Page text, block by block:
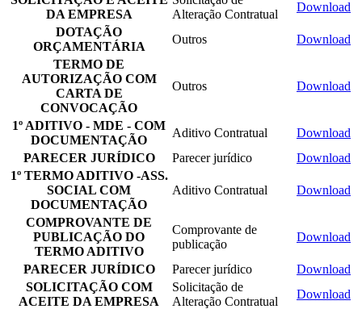
DA EMPRESA
Alteração Contratual
Download
DOTAÇÃO
ORÇAMENTÁRIA
Outros
Download
TERMO DE
AUTORIZAÇÃO COM
CARTA DE
CONVOCAÇÃO
Outros Download
1º ADITIVO - MDE - COM
DOCUMENTAÇÃO
Aditivo Contratual
Download
PARECER JURÍDICO
Parecer jurídico
Download
1º TERMO ADITIVO -ASS.
SOCIAL COM
DOCUMENTAÇÃO
Aditivo Contratual Download
COMPROVANTE DE
PUBLICAÇÃO DO
TERMO ADITIVO
Comprovante de
publicação
Download
PARECER JURÍDICO Parecer jurídico
Download
SOLICITAÇÃO COM
ACEITE DA EMPRESA
Solicitação de
Alteração Contratual
Download